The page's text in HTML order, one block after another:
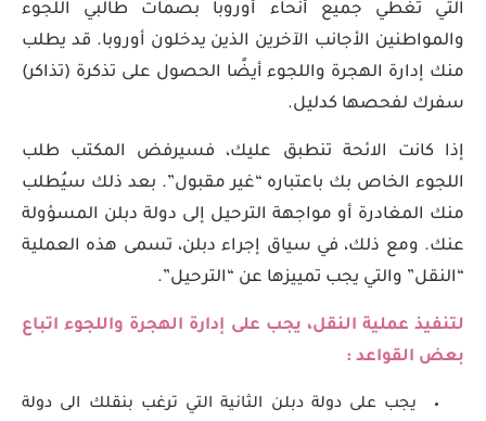
التي تغطي جميع أنحاء أوروبا بصمات طالبي اللجوء
والمواطنين الأجانب الآخرين الذين يدخلون أوروبا. قد يطلب
منك إدارة الهجرة واللجوء أيضًا الحصول على تذكرة (تذاكر)
سفرك لفحصها كدليل.
إذا كانت الائحة تنطبق عليك، فسيرفض المكتب طلب
اللجوء الخاص بك باعتباره “غير مقبول”. بعد ذلك سيُطلب
منك المغادرة أو مواجهة الترحيل إلى دولة دبلن المسؤولة
عنك. ومع ذلك، في سياق إجراء دبلن، تسمى هذه العملية
“النقل” والتي يجب تمييزها عن “الترحيل”.
لتنفيذ عملية النقل، يجب على إدارة الهجرة واللجوءاتباع
بعض القواعد :
يجب على دولة دبلن الثانية التي ترغب بنقلك الى دولة